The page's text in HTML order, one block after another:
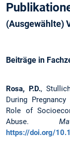
(Ausgewählte)
Beiträge in
Rosa, P.D.,
During
Role of
Abuse.
https://doi.org/